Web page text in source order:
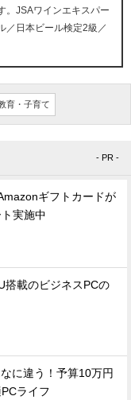
。JSAワインエキスパー
／日本ビール検定2級／
育・子育て
- PR -
ギフトカードが
実施中
搭載のビジネスPCの
に違う！予算10万円
ライフ